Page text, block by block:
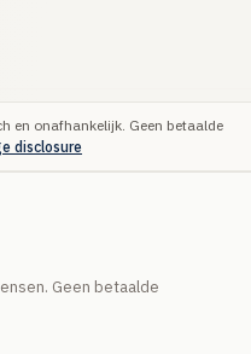
en onafhankelijk. Geen betaalde
disclosure
Geen betaalde